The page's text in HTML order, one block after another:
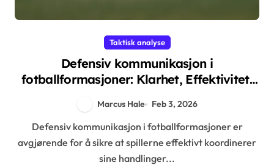
Taktisk analyse
Defensiv kommunikasjon i
fotballformasjoner: Klarhet, Effektivitet,
Marcus Hale Feb 3, 2026
Defensiv kommunikasjon i fotballformasjoner er
avgjørende for å sikre at spillerne effektivt koordinerer
sine handlinger...